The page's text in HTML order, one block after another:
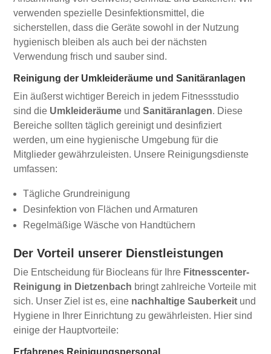
verwenden spezielle Desinfektionsmittel, die
sicherstellen, dass die Geräte sowohl in der Nutzung
hygienisch bleiben als auch bei der nächsten
Verwendung frisch und sauber sind.
Reinigung der Umkleideräume und Sanitäranlagen
Ein äußerst wichtiger Bereich in jedem Fitnessstudio
sind die Umkleideräume undSanitäranlagen. Diese
Bereiche sollten täglich gereinigt und desinfiziert
werden, um eine hygienische Umgebung für die
Mitglieder gewährzuleisten. Unsere Reinigungsdienste
umfassen:
Tägliche Grundreinigung
Desinfektion von Flächen und Armaturen
Regelmäßige Wäsche von Handtüchern
Der Vorteil unserer Dienstleistungen
Die Entscheidung für Biocleans für Ihre Fitnesscenter-
Reinigung in Dietzenbach bringt zahlreiche Vorteile mit
sich. Unser Ziel ist es, eine nachhaltige Sauberkeit und
Hygiene in Ihrer Einrichtung zu gewährleisten. Hier sind
einige der Hauptvorteile: